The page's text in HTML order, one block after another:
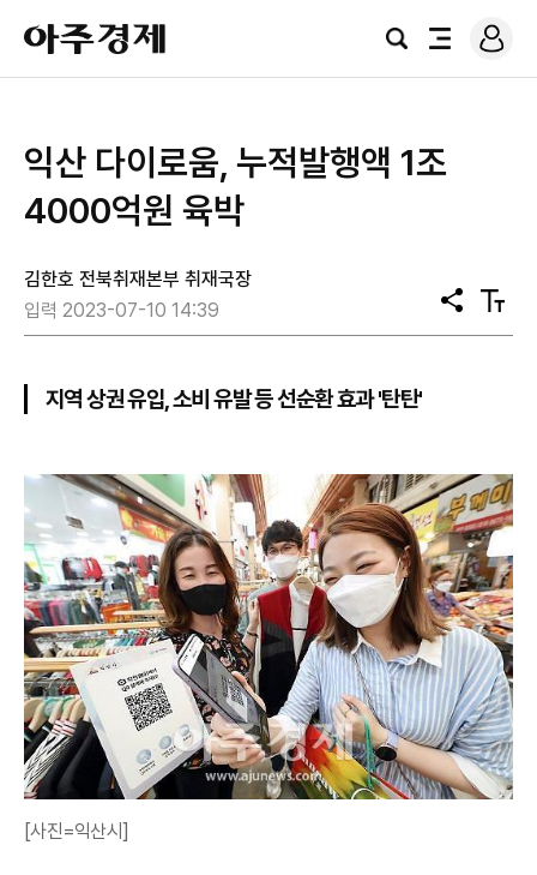
아
주
경
검
전
로
그
익산 다이로움, 누적발행액 1조
4000억원 육박
김한호 전북취재본부 취재국장
입력 2023-07-10 14:39
공
유
텍
스
지역 상권 유입, 소비 유발 등 선순환 효과 '탄탄'
[사진=익산시]